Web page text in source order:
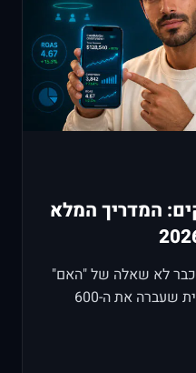
המדריך המלא
כבר לא שאלה של "האם"
אלא "איך". עם השקעה עולמית שעברה את ה-600